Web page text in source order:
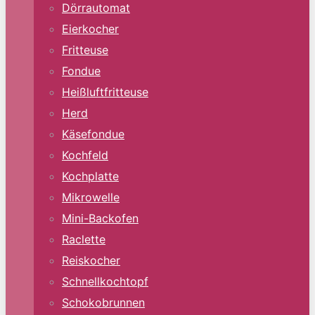
Dörrautomat
Eierkocher
Fritteuse
Fondue
Heißluftfritteuse
Herd
Käsefondue
Kochfeld
Kochplatte
Mikrowelle
Mini-Backofen
Raclette
Reiskocher
Schnellkochtopf
Schokobrunnen